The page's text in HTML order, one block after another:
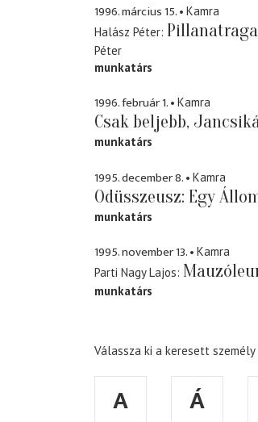
1996. március 15.
Kamra
Halász Péter
Péter
munkatárs
1996. február 1. Kamra
Csak beljebb,
munkatárs
1995. december 8. Kamra
Odüsszeusz: Egy
munkatárs
1995. november 13.
Kamra
Parti Nagy Lajos
munkatárs
Válassza ki a keresett
A Á